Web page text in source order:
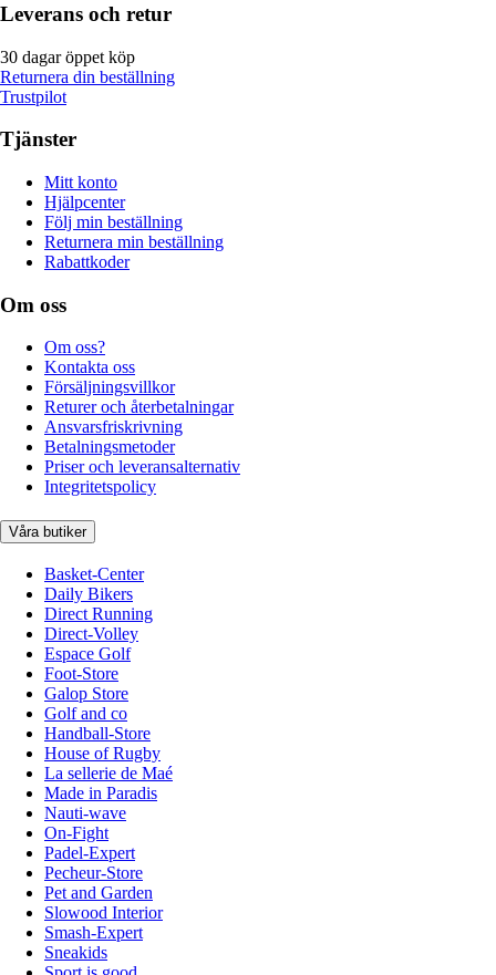
Leverans och retur
30 dagar öppet köp
Returnera din beställning
Trustpilot
Tjänster
Mitt konto
Hjälpcenter
Följ min beställning
Returnera min beställning
Rabattkoder
Om oss
Om oss?
Kontakta oss
Försäljningsvillkor
Returer och återbetalningar
Ansvarsfriskrivning
Betalningsmetoder
Priser och leveransalternativ
Integritetspolicy
Våra butiker
Basket-Center
Daily Bikers
Direct Running
Direct-Volley
Espace Golf
Foot-Store
Galop Store
Golf and co
Handball-Store
House of Rugby
La sellerie de Maé
Made in Paradis
Nauti-wave
On-Fight
Padel-Expert
Pecheur-Store
Pet and Garden
Slowood Interior
Smash-Expert
Sneakids